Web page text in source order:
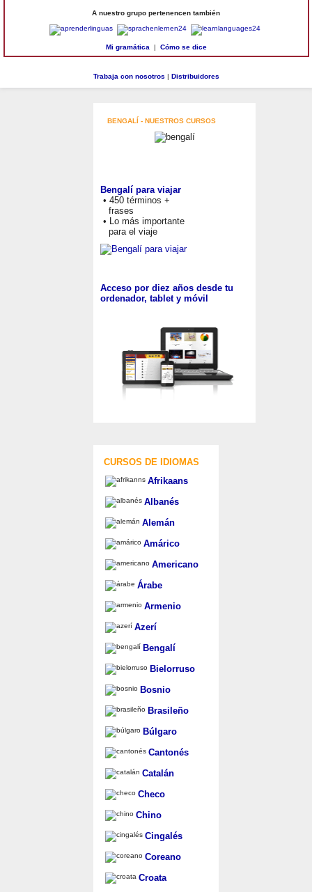
A nuestro grupo pertenencen también
Mi gramática | Cómo se dice
Trabaja con nosotros | Distribuidores
BENGALÍ - NUESTROS CURSOS
Bengalí para viajar
• 450 términos +
frases
• Lo más importante
para el viaje
Acceso por diez años desde tu
ordenador, tablet y móvil
CURSOS DE IDIOMAS
Afrikaans
Albanés
Alemán
Amárico
Americano
Árabe
Armenio
Azerí
Bengalí
Bielorruso
Bosnio
Brasileño
Búlgaro
Cantonés
Catalán
Checo
Chino
Cingalés
Coreano
Croata